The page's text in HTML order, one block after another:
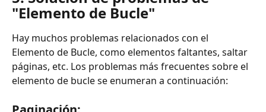
"Elemento de Bucle"
Hay muchos problemas relacionados con el
Elemento de Bucle, como elementos faltantes, saltar
páginas, etc. Los problemas más frecuentes sobre el
elemento de bucle se enumeran a continuación: